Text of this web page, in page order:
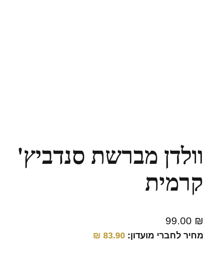
וולדן מברשת סנדביץ'
קרמית
99.00 ₪
מחיר לחברי מועדון: 83.90
₪